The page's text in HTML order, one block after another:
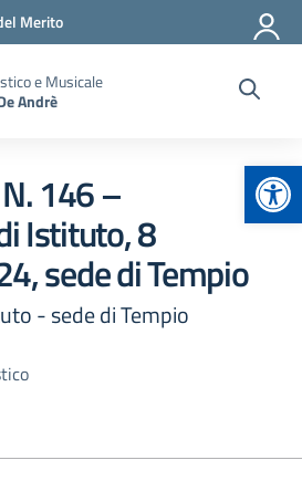
Merito
e Musicale
Andrè
N. 146 –
Istituto, 8
sede di Tempio
- sede di Tempio